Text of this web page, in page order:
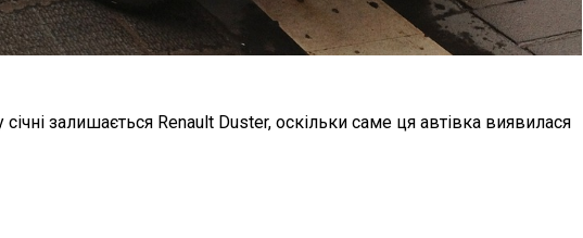
залишається Renault Duster, оскільки саме ця автівка виявилася